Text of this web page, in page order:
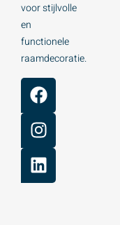
voor stijlvolle
en
functionele
raamdecoratie.